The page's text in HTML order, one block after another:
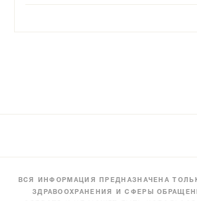
ВСЯ ИНФОРМАЦИЯ ПРЕДНАЗНАЧЕНА
ЗДРАВООХРАНЕНИЯ И СФЕРЫ